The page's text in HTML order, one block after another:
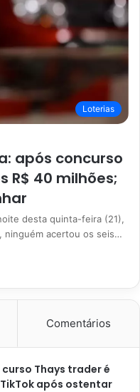
Loterias
após concurso
R$ 40 milhões;
desta quinta-feira (21),
ninguém acertou os seis…
Comentários
Thays trader é
após ostentar